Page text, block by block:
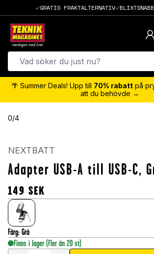
GRATIS FRAKTALTERNATIV
🌴 Summer Deals! Upp till 70% rabatt på
att du behövde →
0/4
NEXTBATT
Adapter USB-A till USB-C,
149 SEK
Färg: Grå
Finns i lager (Fler än 20 st)